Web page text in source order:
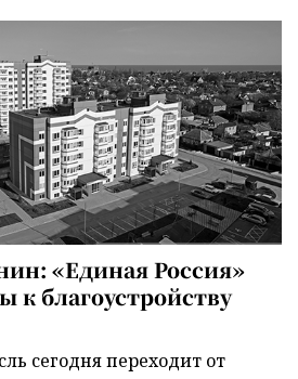
«Единая Россия»
к благоустройству
сегодня переходит от